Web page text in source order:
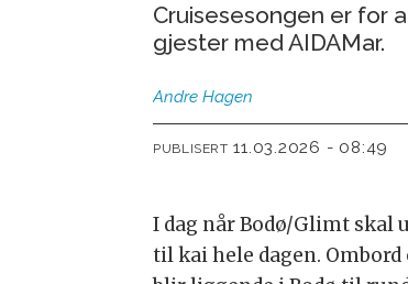
Cruisesesongen er for
gjester med AIDAMar.
Andre Hagen
PUBLISERT 11.03.2026 - 08:49
I dag når Bodø/Glimt skal
til kai hele dagen.